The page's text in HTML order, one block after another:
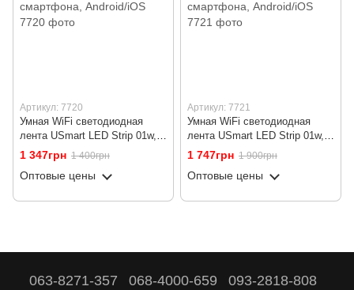
Артикул: 7720
Умная WiFi светодиодная
лента USmart LED Strip 01w,
RGB, 5 м, с управлением со
смартфона, Android/iOS
1 347грн 1 400грн
Оптовые цены
Артикул: 7721
Умная WiFi светодиодная
лента USmart LED Strip 01w,
RGB , 10 м, с управлением со
смартфона, Android/iOS
1 747грн 1 900грн
Оптовые цены
063-8271-357 068-4000-659 093-2818-808